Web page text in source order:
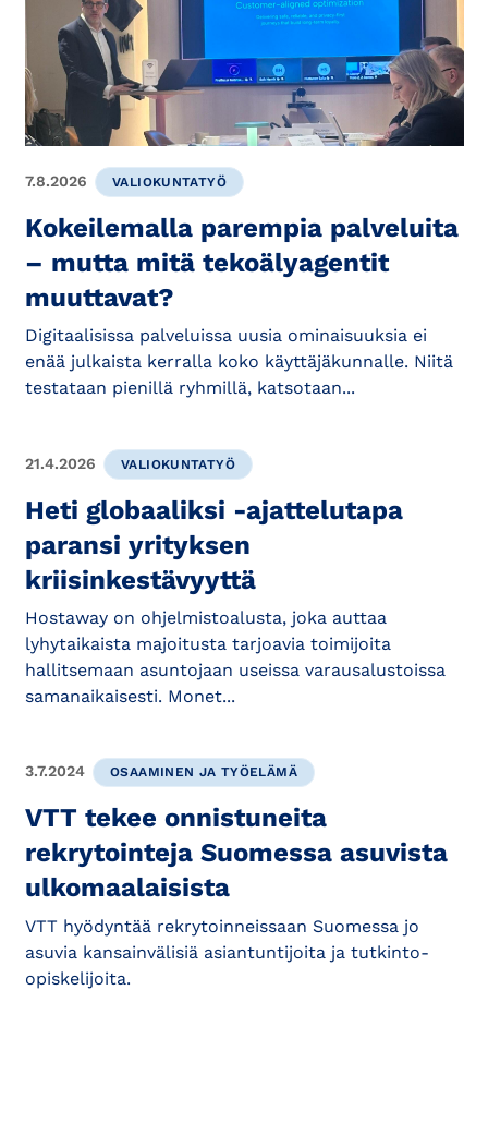
7.8.2026 VALIOKUNTATYÖ
Kokeilemalla parempia palveluita
– mutta mitä tekoälyagentit
muuttavat?
Digitaalisissa palveluissa uusia ominaisuuksia ei
enää julkaista kerralla koko käyttäjäkunnalle. Niitä
testataan pienillä ryhmillä, katsotaan...
21.4.2026 VALIOKUNTATYÖ
Heti globaaliksi -ajattelutapa
paransi yrityksen
kriisinkestävyyttä
Hostaway on ohjelmistoalusta, joka auttaa
lyhytaikaista majoitusta tarjoavia toimijoita
hallitsemaan asuntojaan useissa varausalustoissa
samanaikaisesti. Monet...
3.7.2024 OSAAMINEN JA TYÖELÄMÄ
VTT tekee onnistuneita
rekrytointeja Suomessa asuvista
ulkomaalaisista
VTT hyödyntää rekrytoinneissaan Suomessa jo
asuvia kansainvälisiä asiantuntijoita ja tutkinto-
opiskelijoita.